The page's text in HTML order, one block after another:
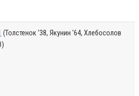
(Толстенок '38, Якунин '64, Хлебосолов